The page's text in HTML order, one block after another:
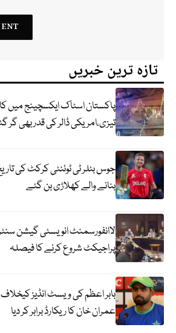
تازہ ترین خبریں
پاکستان اسٹاک ایکسچینج میں
تیزی،امریکی ڈالر کی قدر بھی گر
جوس بٹلر ٹی ٹوئنٹی کرکٹ کی
بنانے والے کھلاڑی بن گئے
لاانفورسمنٹ انویسٹی گیشن
پراجیکٹ شروع کرنے کا فیصلہ
بابر اعظم کی ویسٹ انڈیز کیخلاف
عمران خان کا ریکارڈ برابر کر دیا